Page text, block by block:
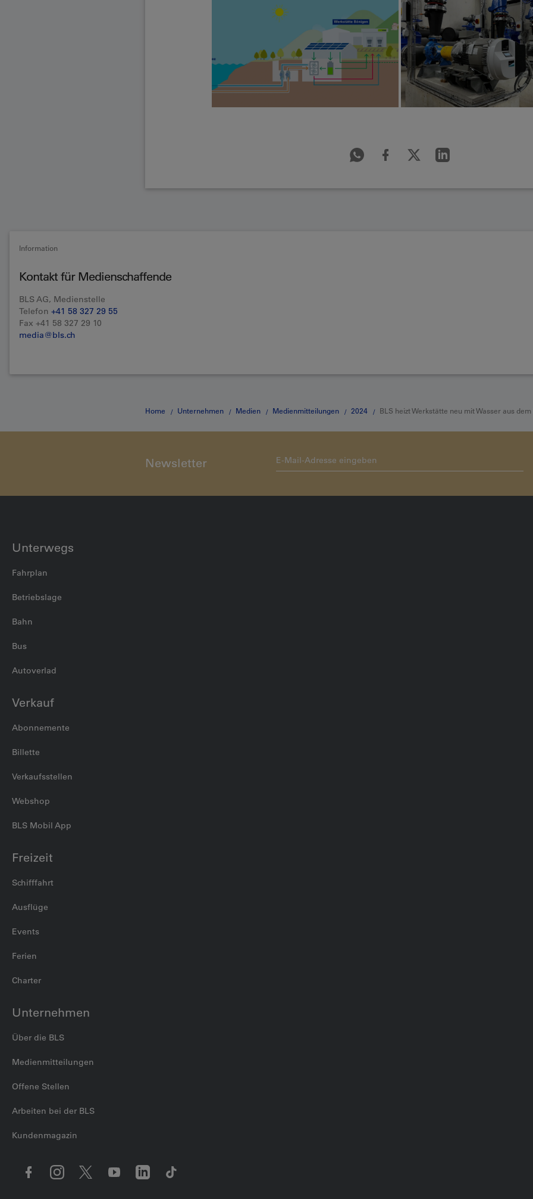
Information
Kontakt für Medienschaffende
BLS AG, Medienstelle
Telefon +41 58 327 29 55
Fax +41 58 327 29 10
media@bls.ch
Home Unternehmen Medien Medienmitteilungen 2024 BLS heizt Werkstätte neu mit Wasser aus
Newsletter
Unterwegs
Fahrplan
Betriebslage
Bahn
Bus
Autoverlad
Verkauf
Abonnemente
Billette
Verkaufsstellen
Webshop
BLS Mobil App
Freizeit
Schifffahrt
Ausflüge
Events
Ferien
Charter
Unternehmen
Über die BLS
Medienmitteilungen
Offene Stellen
Arbeiten bei der BLS
Kundenmagazin